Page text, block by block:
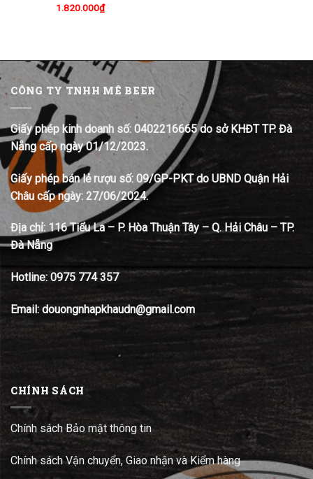
1.820.000₫
CÔNG TY TNHH MÊ BEER
Giấy phép kinh doanh số: 0402216665 do sở KHĐT TP. Đà
Nẵng cấp ngày 01/12/2023.
Giấy phép bán lẻ rượu số: 09/GP-PKT do UBND Quận Hải
Châu cấp ngày: 27/06/2024.
Địa chỉ: 116 Tiểu La – P. Hòa Thuận Tây – Q. Hải Châu – TP.
Đà Nẵng
Hotline: 0975 774 357
Email: douongnhapkhaudn@gmail.com
CHÍNH SÁCH
Chính sách Bảo mật thông tin
Chính sách Vận chuyển, Giao nhận và Kiểm hàng